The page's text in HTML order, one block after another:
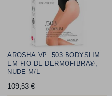
AROSHA VP .503 BODYSLIM
EM FIO DE DERMOFIBRA®,
NUDE M/L
109,63 €Preço